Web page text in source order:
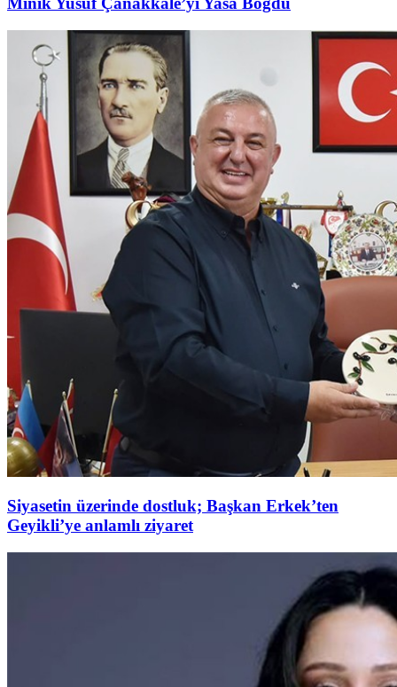
Siyasetin üzerinde dostluk; Başkan Erkek’ten
Geyikli’ye anlamlı ziyaret